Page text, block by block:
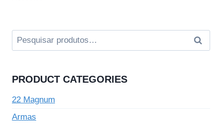
Pesquisar
por:
PRODUCT CATEGORIES
22 Magnum
Armas